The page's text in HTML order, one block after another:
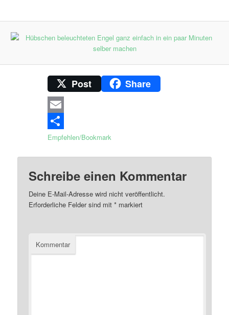
Post Share
Email
Empfehlen/Bookmark
Schreibe einen Kommentar
Deine E-Mail-Adresse wird nicht veröffentlicht.
Erforderliche Felder sind mit* markiert
Kommentar